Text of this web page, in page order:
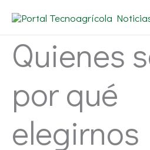
Quienes
por qué
elegirnos